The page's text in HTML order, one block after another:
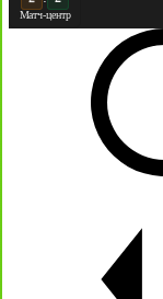
Матч-центр